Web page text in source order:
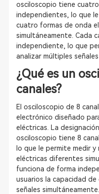
osciloscopio tiene
independientes, lo que
cuatro formas de onda
simultáneamente. Cada
independiente, lo que
analizar múltiples
¿Qué es un
canales?
El osciloscopio de 8
electrónico diseñado
eléctricas. La
osciloscopio tiene 8
lo que le permite medir
eléctricas diferentes
funciona de forma
usuarios la capacidad
señales simultáneamente.